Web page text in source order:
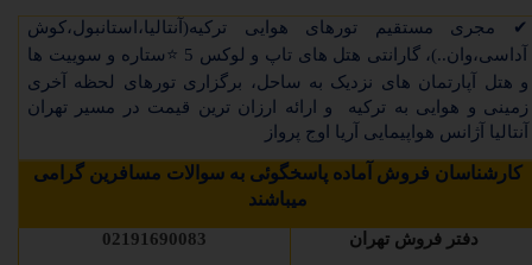
✔ مجری مستقیم تورهای هوایی ترکیه(آنتالیا،استانبول،کوش
آداسی،وان..)، گارانتی هتل های تاپ و لوکس 5 ⭐ستاره و سوییت ها
و هتل آپارتمان های نزدیک به ساحل، برگزاری تورهای لحظه آخری
زمینی و هوایی به ترکیه و ارائه ارزان ترین قیمت در مسیر تهران
آنتالیا آژانس هواپیمایی آریا اوج پرواز
کارشناسان فروش آماده پاسخگوئی به سوالات مسافرین گرامی
میباشند
دفتر فروش تهران
02191690083